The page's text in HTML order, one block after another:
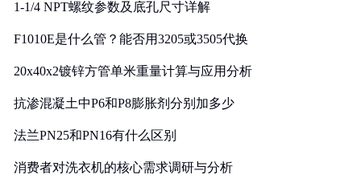
1-1/4 NPT螺纹参数及底孔尺寸详解
F1010E是什么管？能否用3205或3505代换
20x40x2镀锌方管单米重量计算与应用分析
抗渗混凝土中P6和P8膨胀剂分别加多少
法兰PN25和PN16有什么区别
消费者对洗衣机的核心需求调研与分析